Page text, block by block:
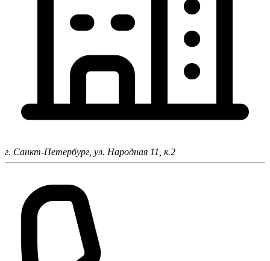
г. Санкт-Петербург, ул. Народная 11, к.2